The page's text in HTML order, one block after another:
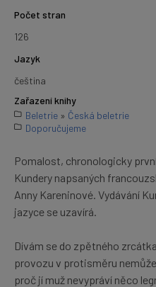
Počet stran
126
Jazyk
čeština
Zařazení knihy
Beletrie » Česká beletrie
Doporučujeme
Pomalost, chronologicky
Kundery napsaných
Anny Kareninové. Vydávání
jazyce se uzavírá.
Dívám se do zpětného
provozu v protisměru
proč jí muž nevypráví něco